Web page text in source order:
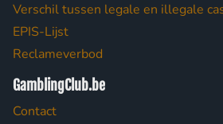
Verschil tussen legale en illegale
EPIS-Lijst
Reclameverbod
GamblingClub.be
Contact